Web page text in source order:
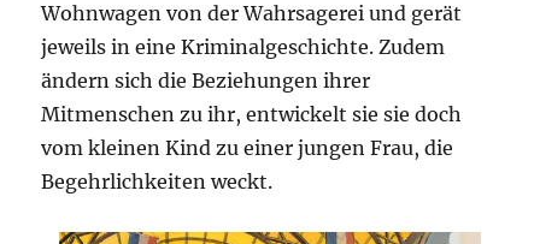
Wohnwagen von der Wahrsagerei und gerät
jeweils in eine Kriminalgeschichte. Zudem
ändern sich die Beziehungen ihrer
Mitmenschen zu ihr, entwickelt sie sie doch
vom kleinen Kind zu einer jungen Frau, die
Begehrlichkeiten weckt.